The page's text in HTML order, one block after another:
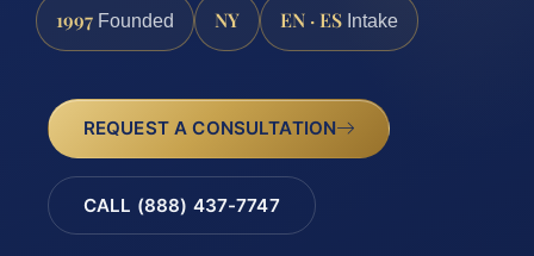
1997 Founded NY EN · ES Intake
REQUEST A CONSULTATION
CALL (888) 437-7747